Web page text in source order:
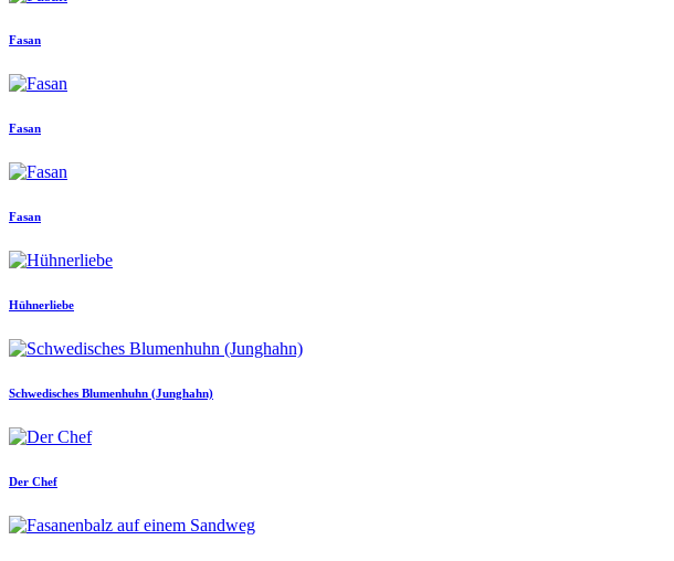
Fasan
Fasan
Fasan
Hühnerliebe
Schwedisches Blumenhuhn (Junghahn)
Der Chef